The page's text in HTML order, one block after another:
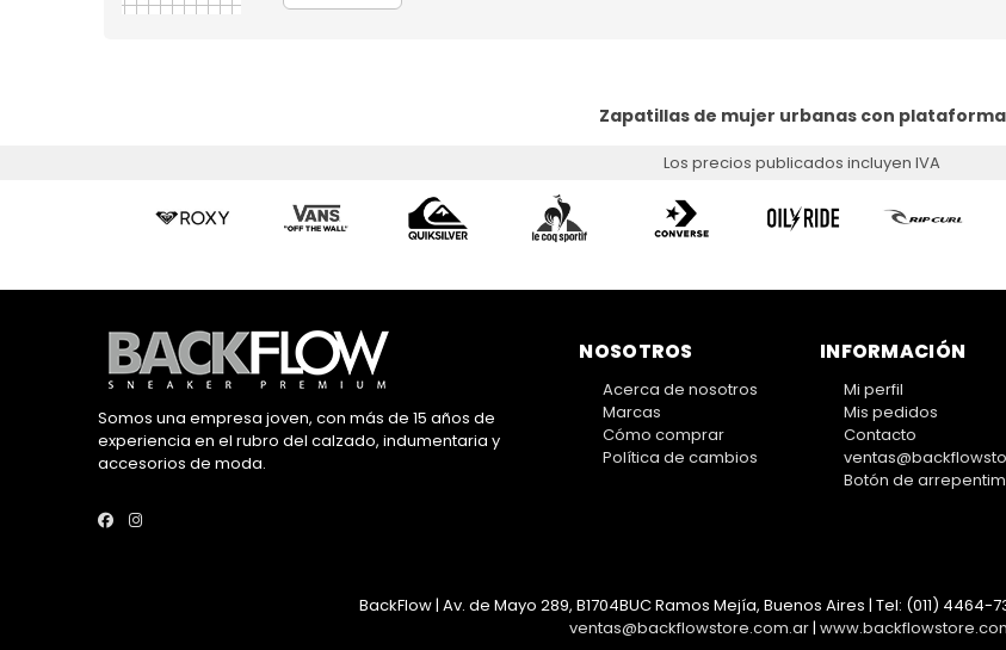
Zapatillas de mujer urbanas con plataforma
Los precios publicados incluyen IVA
Somos una empresa joven, con más de 15 años de
experiencia en el rubro del calzado, indumentaria y
accesorios de moda.
NOSOTROS
Acerca de nosotros
Marcas
Cómo comprar
Política de cambios
INFORMACIÓN
Mi perfil
Mis pedidos
Contacto
Botón de
BackFlow | Av. de Mayo 289, B1704BUC Ramos Mejía, Buenos Aires | Tel: (011) 4464-
ventas@backflowstore.com.ar|